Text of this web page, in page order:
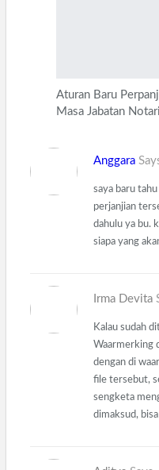
Aturan Baru
Masa Jabatan
Anggara
saya baru
perjanjian
dahulu ya bu.
siapa yang
Irma Devita
Kalau sudah
Waarmerking
dengan di
file tersebut,
sengketa
dimaksud,